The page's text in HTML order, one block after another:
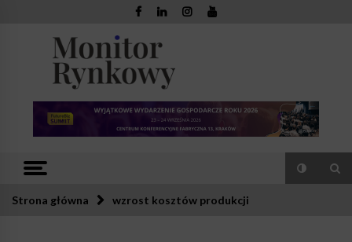
Monitor
Rynkowy
Strona główna wzrost kosztów produkcji